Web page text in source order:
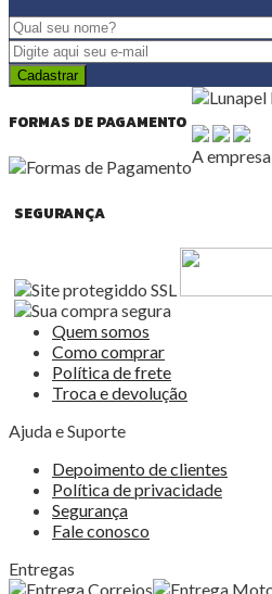
FORMAS DE PAGAMENTO
SEGURANÇA
A empresa
Quem somos
Como comprar
Política de frete
Troca e devolução
Ajuda e Suporte
Depoimento de clientes
Política de privacidade
Segurança
Fale conosco
Entregas